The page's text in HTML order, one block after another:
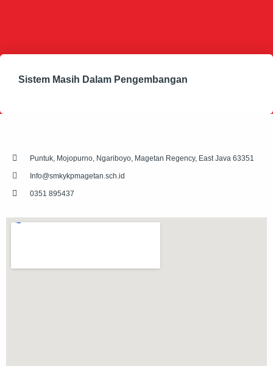
Sistem Masih Dalam Pengembangan
Puntuk, Mojopurno, Ngariboyo, Magetan Regency, East Java 63351
Info@smkykpmagetan.sch.id
0351 895437